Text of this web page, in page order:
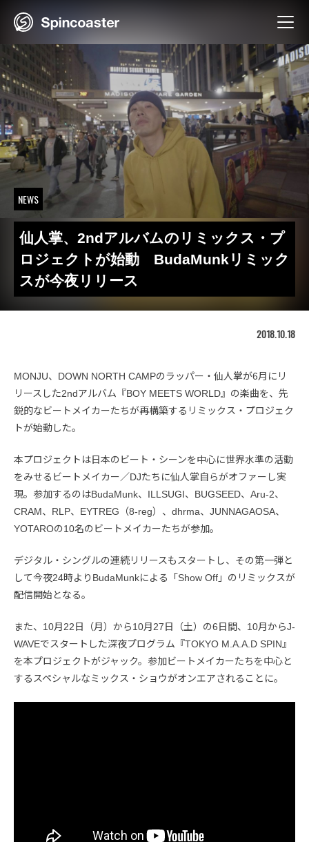
NEWS
仙人掌、2ndアルバムのリミックス・プ
ロジェクトが始動 BudaMunkリミック
スが今夜リリース
2018.10.18
MONJU、DOWN NORTH CAMPのラッパー・仙人掌が6月にリ
リースした2ndアルバム『BOY MEETS WORLD』の楽曲を、先
鋭的なビートメイカーたちが再構築するリミックス・プロジェク
トが始動した。
本プロジェクトは日本のビート・シーンを中心に世界水準の活動
をみせるビートメイカー／DJたちに仙人掌自らがオファーし実
現。参加するのはBudaMunk、ILLSUGI、BUGSEED、Aru-2、
CRAM、RLP、EYTREG（8-reg）、dhrma、JUNNAGAOSA、
YOTAROの10名のビートメイカーたちが参加。
デジタル・シングルの連続リリースもスタートし、その第一弾と
して今夜24時よりBudaMunkによる「Show Off」のリミックスが
配信開始となる。
また、10月22日（月）から10月27日（土）の6日間、10月からJ-
WAVEでスタートした深夜プログラム『TOKYO M.A.A.D SPIN』
を本プロジェクトがジャック。参加ビートメイカーたちを中心と
するスペシャルなミックス・ショウがオンエアされることに。